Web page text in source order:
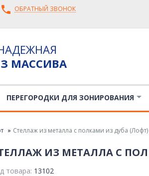
ОБРАТНЫЙ ЗВОНОК
МАССИВА
ПЕРЕГОРОДКИ ДЛЯ ЗОНИРОВАНИЯ
Стеллаж из металла с полками из дуба
ИЗ МЕТАЛЛА С
товара: 13102